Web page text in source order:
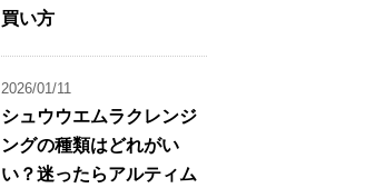
買い方
2026/01/11
シュウウエムラクレンジ
ングの種類はどれがい
い？迷ったらアルティム